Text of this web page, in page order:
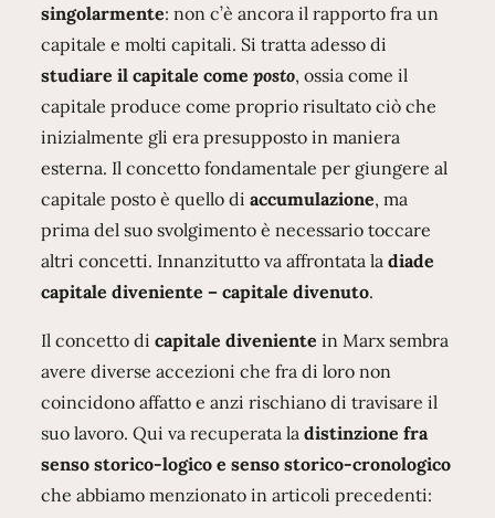
singolarmente: non c’è ancora il rapporto fra un
capitale e molti capitali. Si tratta adesso di
studiare il capitale comeposto, ossia come il
capitale produce come proprio risultato ciò che
inizialmente gli era presupposto in maniera
esterna. Il concetto fondamentale per giungere al
capitale posto è quello diaccumulazione, ma
prima del suo svolgimento è necessario toccare
altri concetti. Innanzitutto va affrontata ladiade
capitale diveniente – capitale divenuto.
Il concetto dicapitale diveniente in Marx sembra
avere diverse accezioni che fra di loro non
coincidono affatto e anzi rischiano di travisare il
suo lavoro. Qui va recuperata ladistinzione fra
senso storico-logico e senso storico-cronologico
che abbiamo menzionato in articoli precedenti: